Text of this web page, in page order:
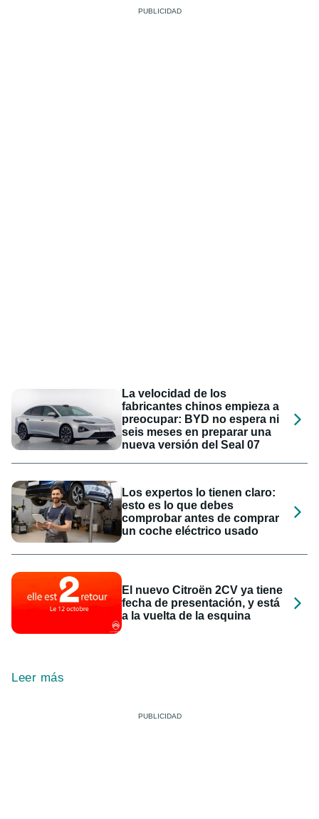
La velocidad de los
fabricantes chinos empieza a
preocupar: BYD no espera ni
seis meses en preparar una
nueva versión del Seal 07
Los expertos lo tienen claro:
esto es lo que debes
comprobar antes de comprar
un coche eléctrico usado
El nuevo Citroën 2CV ya tiene
fecha de presentación, y está
a la vuelta de la esquina
Leer más